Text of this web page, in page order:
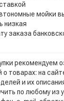
мойки
низкая
заказа
рекомендуем
товарах: на
и их
по любому из